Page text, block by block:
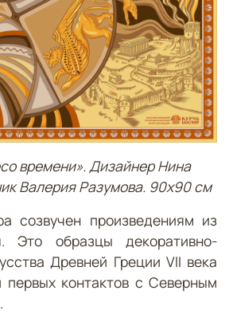
времени». Дизайнер Нина
Валерия Разумова. 90х90 см
созвучен произведениям из
Это образцы декоративно-
Древней Греции VII века
контактов с Северным